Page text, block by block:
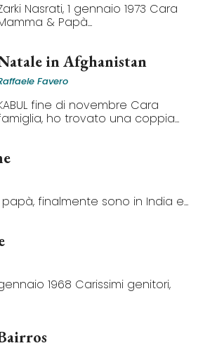
Nasrati, 1 gennaio 1973 Cara
& Papà...
in Afghanistan
Favero
fine di novembre Cara
ho trovato una coppia...
finalmente sono in India e...
1968 Carissimi genitori,